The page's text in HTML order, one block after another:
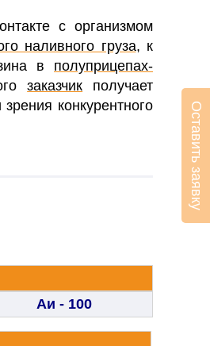
с организмом
наливного груза, к
в полуприцепах-
заказчик получает
конкурентного
Аи - 100
Оставить заявку